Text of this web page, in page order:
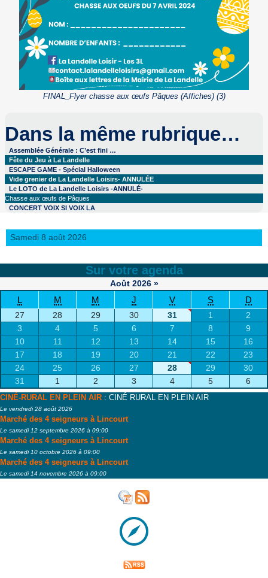
FINAL_Flyer chasse aux œufs Pâques (Affiches) (3)
Dans la même rubrique…
Assemblée Générale : C’est fini …
Fête du Jeu à La Landelle
ESCAPE GAME - Spécial Halloween
Vide grenier de La Landelle Loisirs- ANNULÉE
Le LOTO de La Landelle Loisirs -ANNULÉ-
Chasse aux œufs de Pâques
CONCERT VOIX SI VOIX LA
Samedi 8 août 2026
Sur votre agenda
Août 2026 »
L M M J V S D
27 28 29 30 31 1
2
3
4 5 6 7 8
9
10
11 12 13 14 15
16
17
18 19 20 21 22
23
24
25 26 27 28 29
30
31
1 2 3 4 5 6
CINÉ-RURAL EN PLEIN AIR : CINÉ RURAL EN PLEIN AIR
Le vendredi 28 août 2026
Marché des 4 seigneurs à Lincourt
Le samedi 12 septembre 2026 à 09:00
Marché des 4 seigneurs à Lincourt
Le samedi 10 octobre 2026 à 09:00
Marché des 4 seigneurs à Lincourt
Le samedi 14 novembre 2026 à 09:00